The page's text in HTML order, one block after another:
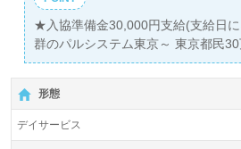
★入協準備金30,000円支給(支給日
群のパルシステム東京～ 東京都民
頼の生協です。 生協と言えば、食
かもしれませんが、 実は都内で介
ているんです！
形態
デイサービス